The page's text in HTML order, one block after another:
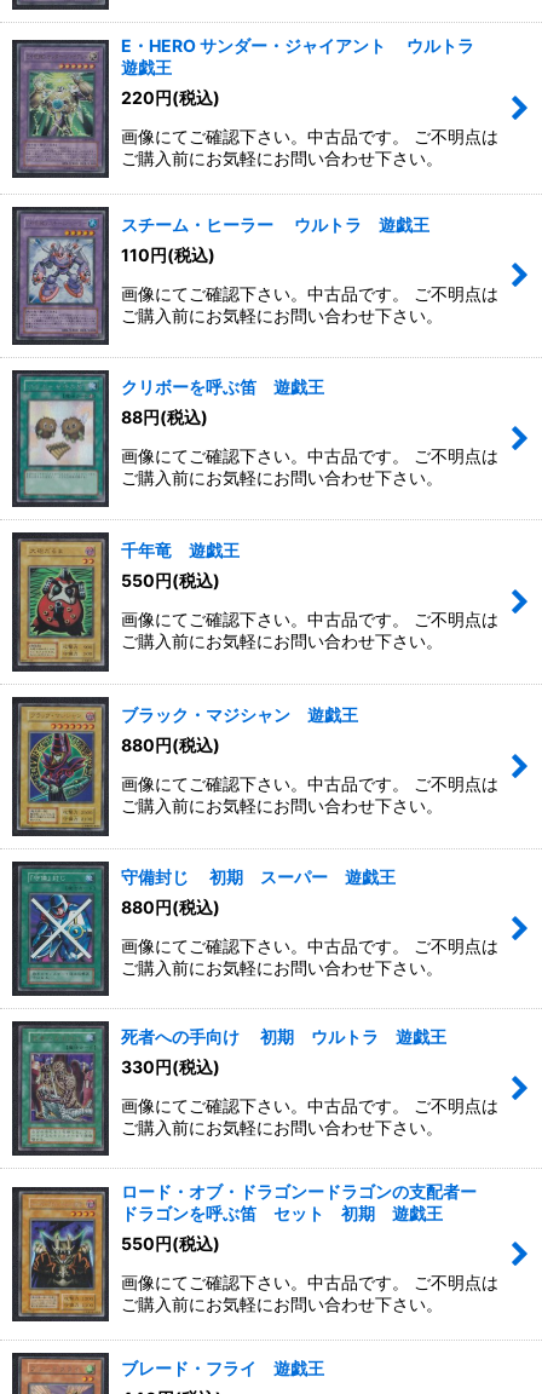
E・HERO サンダー・ジャイアント ウルトラ
遊戯王
220 円(税込)
画像にてご確認下さい。中古品です。 ご不明点は
ご購入前にお気軽にお問い合わせ下さい。
スチーム・ヒーラー ウルトラ 遊戯王
110円(税込)
画像にてご確認下さい。中古品です。 ご不明点は
ご購入前にお気軽にお問い合わせ下さい。
クリボーを呼ぶ笛 遊戯王
88円(税込)
画像にてご確認下さい。中古品です。 ご不明点は
ご購入前にお気軽にお問い合わせ下さい。
千年竜 遊戯王
550 円(税込)
画像にてご確認下さい。中古品です。 ご不明点は
ご購入前にお気軽にお問い合わせ下さい。
ブラック・マジシャン 遊戯王
880 円(税込)
画像にてご確認下さい。中古品です。 ご不明点は
ご購入前にお気軽にお問い合わせ下さい。
守備封じ 初期 スーパー 遊戯王
880 円(税込)
画像にてご確認下さい。中古品です。 ご不明点は
ご購入前にお気軽にお問い合わせ下さい。
死者への手向け 初期 ウルトラ 遊戯王
330 円(税込)
画像にてご確認下さい。中古品です。 ご不明点は
ご購入前にお気軽にお問い合わせ下さい。
ロード・オブ・ドラゴンードラゴンの支配者ー
ドラゴンを呼ぶ笛 セット 初期 遊戯王
550 円(税込)
画像にてご確認下さい。中古品です。 ご不明点は
ご購入前にお気軽にお問い合わせ下さい。
ブレード・フライ 遊戯王